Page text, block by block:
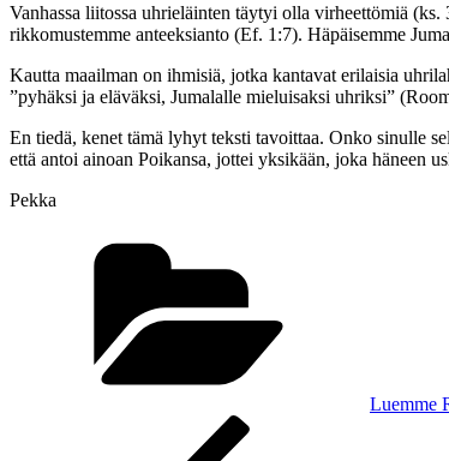
Vanhassa liitossa uhrieläinten täytyi olla virheettömiä
rikkomustemme anteeksianto (Ef. 1:7). Häpäisemme
Kautta maailman on ihmisiä, jotka kantavat erilaisia
”pyhäksi ja eläväksi, Jumalalle mieluisaksi uhriksi”
En tiedä, kenet tämä lyhyt teksti tavoittaa. Onko sinulle
että antoi ainoan Poikansa, jottei yksikään, joka häneen
Pekka
Luemme